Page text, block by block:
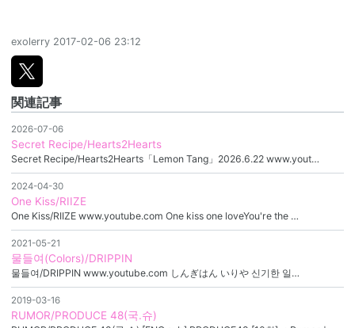
exolerry 2017-02-06 23:12
関連記事
2026-07-06
Secret Recipe/Hearts2Hearts
Secret Recipe/Hearts2Hearts「Lemon Tang」2026.6.22 www.yout…
2024-04-30
One Kiss/RIIZE
One Kiss/RIIZE www.youtube.com One kiss one loveYou're the …
2021-05-21
물들여(Colors)/DRIPPIN
물들여/DRIPPIN www.youtube.com しんぎはん いりや 신기한 일…
2019-03-16
RUMOR/PRODUCE 48(국.슈)